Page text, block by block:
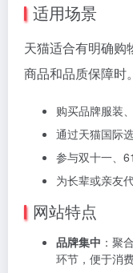
适用场景
天猫适合有明确购
商品和品质保障时
购买品牌服装
通过天猫国际
参与双十一、
为长辈或亲友
网站特点
品牌集中 ：聚
环节，便于消